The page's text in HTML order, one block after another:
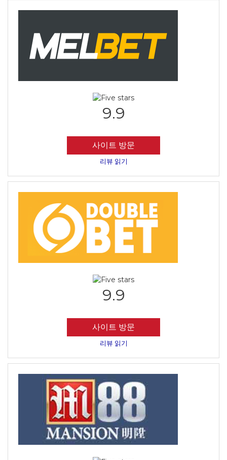
9.9
사이트 방문
리뷰 읽기
9.9
사이트 방문
리뷰 읽기